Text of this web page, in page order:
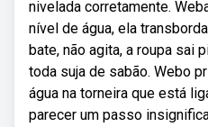
nivelada corretamente.
nível de água, ela
bate, não agita, a roupa sai
toda suja de sabão. Webo
água na torneira que está
parecer um passo